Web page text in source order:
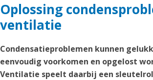
Oplossing
ventilatie
Condensatieproblemen kunnen
eenvoudig voorkomen en opgelost
Ventilatie speelt daarbij een